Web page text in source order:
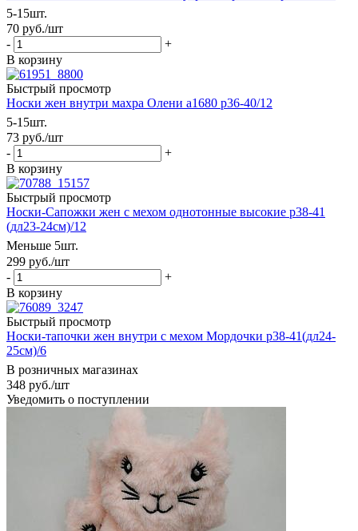
5-15шт.
70 руб./шт
-
+
В корзину
Быстрый просмотр
Носки жен внутри махра Олени а1680 р36-40/12
5-15шт.
73 руб./шт
-
+
В корзину
Быстрый просмотр
Носки-Сапожки жен с мехом однотонные высокие р38-41
(дл23-24см)/12
Меньше 5шт.
299 руб./шт
-
+
В корзину
Быстрый просмотр
Носки-тапочки жен внутри с мехом Мордочки р38-41(дл24-
25см)/6
В розничных магазинах
348 руб./шт
Уведомить о поступлении